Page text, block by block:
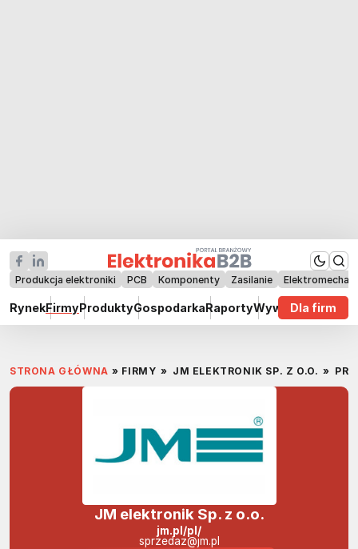
Produkcja elektroniki PCB Komponenty Zasilanie
RynekFirmyProduktyGospodarkaRaportyWywiadyDla firm
STRONA GŁÓWNA » FIRMY » JM ELEKTRONIK SP. Z O.O. »
JM elektronik Sp. z o.o.
jm.pl/pl/
sprzedaz@jm.pl